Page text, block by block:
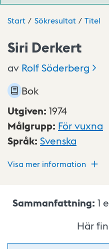
Start Sökresultat Titel
Siri Derkert
av RolfSöderberg
Bok
Utgiven: 1974
Målgrupp: För vuxna
Språk: Svenska
Visa mer information
Sammanfattning: 1
Här